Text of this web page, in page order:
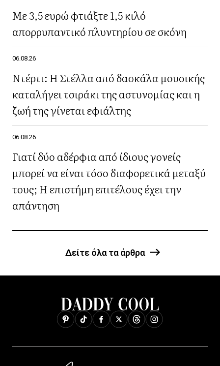
Με 3,5 ευρώ φτιάξτε 1,5 κιλό
απορρυπαντικό πλυντηρίου σε σκόνη
06.08.26
Ντέρτι: Η Στέλλα από δασκάλα μουσικής
καταλήγει τσιράκι της αστυνομίας και η
ζωή της γίνεται εφιάλτης
06.08.26
Γιατί δύο αδέρφια από ίδιους γονείς
μπορεί να είναι τόσο διαφορετικά μεταξύ
τους; Η επιστήμη επιτέλους έχει την
απάντηση
Δείτε όλα τα άρθρα